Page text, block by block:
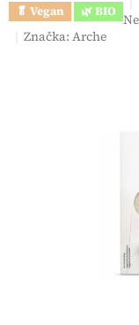
🥬 Vegan 🌿 BIO
Značka:Arche